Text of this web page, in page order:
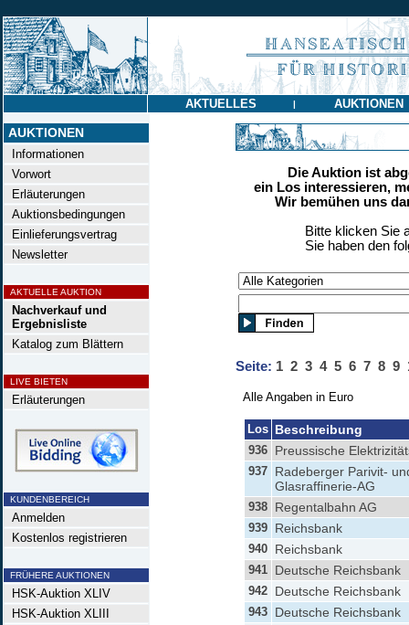
AKTUELLES | AUKTIONEN
AUKTIONEN
Informationen
Vorwort
Erläuterungen
Auktionsbedingungen
Einlieferungsvertrag
Newsletter
AKTUELLE AUKTION
Nachverkauf und
Ergebnisliste
Katalog zum Blättern
LIVE BIETEN
Erläuterungen
KUNDENBEREICH
Anmelden
Kostenlos registrieren
FRÜHERE AUKTIONEN
HSK-Auktion XLIV
HSK-Auktion XLIII
Die Auktion ist
ein Los interessieren,
Wir bemühen uns
Bitte klicken Sie
Sie haben den
Seite: 1 2 3 4 5 6 7 8 9
Alle Angaben in Euro
Los Beschreibung
936 Preussische
937 Radeberger Parivit-
Glasraffinerie-AG
938 Regentalbahn AG
939 Reichsbank
940 Reichsbank
941 Deutsche Reichsbank
942 Deutsche Reichsbank
943 Deutsche Reichsbank